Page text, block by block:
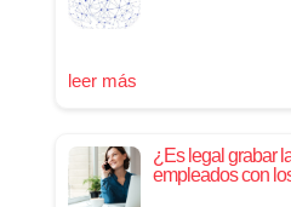
leer más
¿Es legal grabar
empleados con